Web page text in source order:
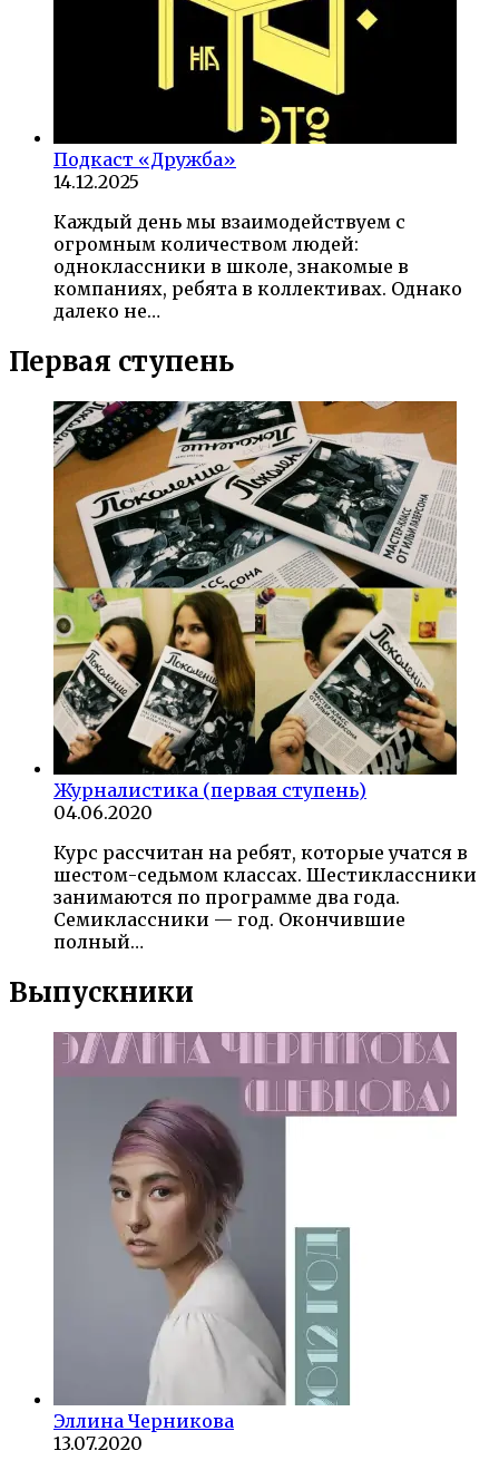
Подкаст «Дружба»
14.12.2025
Каждый день мы взаимодействуем с
огромным количеством людей:
одноклассники в школе, знакомые в
компаниях, ребята в коллективах. Однако
далеко не…
Первая ступень
Журналистика (первая ступень)
04.06.2020
Курс рассчитан на ребят, которые учатся в
шестом-седьмом классах. Шестиклассники
занимаются по программе два года.
Семиклассники — год. Окончившие
полный…
Выпускники
Эллина Черникова
13.07.2020